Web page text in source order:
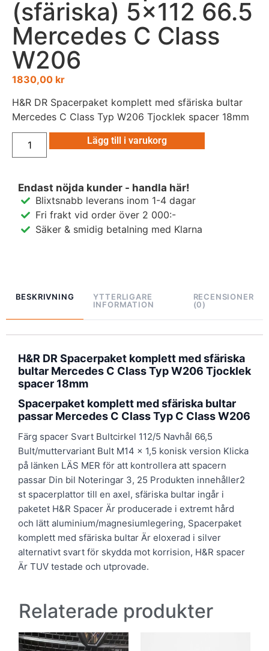
(sfäriska) 5×112 66.5
Mercedes C Class
W206
1830,00 kr
H&R DR Spacerpaket komplett med sfäriska bultar
Mercedes C Class Typ W206 Tjocklek spacer 18mm
Lägg till i varukorg
Endast nöjda kunder - handla här!
Blixtsnabb leverans inom 1-4 dagar
Fri frakt vid order över 2 000:-
Säker & smidig betalning med Klarna
BESKRIVNING
YTTERLIGARE
INFORMATION
RECENSIONER
(0)
H&R DR Spacerpaket komplett med sfäriska
bultar Mercedes C Class Typ W206 Tjocklek
spacer 18mm
Spacerpaket komplett med sfäriska bultar
passar Mercedes C Class Typ C Class W206
Färg spacer Svart Bultcirkel 112/5 Navhål 66,5
Bult/muttervariant Bult M14 x 1,5 konisk version Klicka
på länken LÄS MER för att kontrollera att spacern
passar Din bil Noteringar 3, 25 Produkten innehåller2
st spacerplattor till en axel, sfäriska bultar ingår i
paketet H&R Spacer Är producerade i extremt hård
och lätt aluminium/magnesiumlegering, Spacerpaket
komplett med sfäriska bultar Är eloxerad i silver
alternativt svart för skydda mot korrision, H&R spacer
Är TUV testade och utprovade.
Relaterade produkter